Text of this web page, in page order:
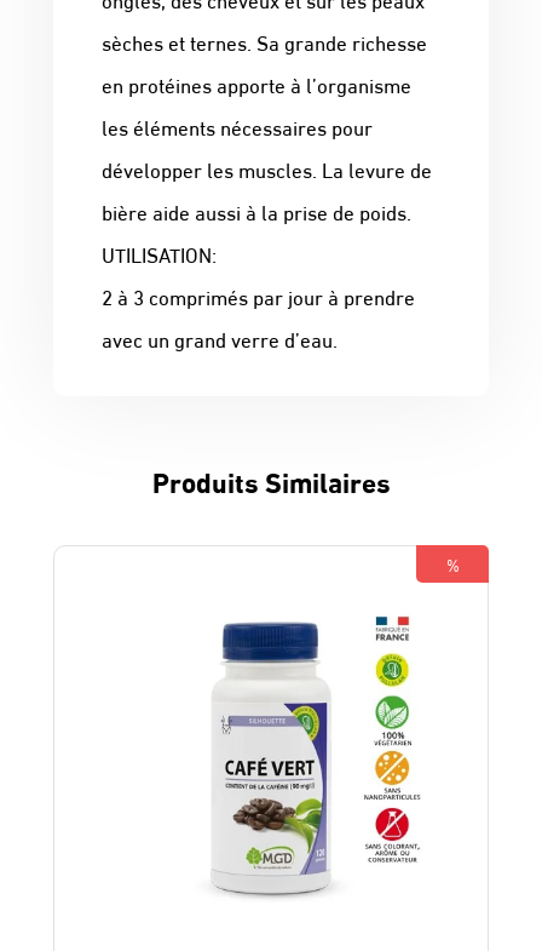
sèches et ternes. Sa grande richesse
en protéines apporte à l’organisme
les éléments nécessaires pour
développer les muscles. La levure de
bière aide aussi à la prise de poids.
UTILISATION:
2 à 3 comprimés par jour à prendre
avec un grand verre d’eau.
Produits Similaires
%